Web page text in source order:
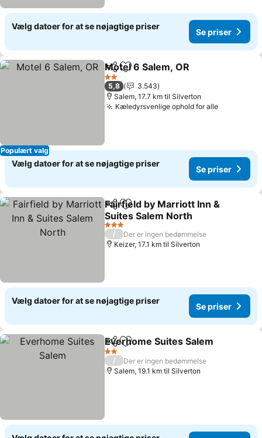
Vælg datoer for at se nøjagtige priser
Se priser
Populært valg
Del Føj til favoritter
Motel 6 Salem, OR
2 Stjerner
5,8
3.543
Salem, 17.7 km til Silverton
Kæledyrsvenlige ophold for alleSe priser
Vælg datoer for at se nøjagtige priser
Se priser
Del Føj til favoritter
Fairfield by Marriott Inn &
Suites Salem North
Se priser
3 Stjerner
/
Der er ingen bedømmelse
Keizer, 17.1 km til Silverton
Vælg datoer for at se nøjagtige priser
Se priser
Del Føj til favoritter
Everhome Suites Salem
2 Stjerner
/
Der er ingen bedømmelse
Salem, 19.1 km til Silverton